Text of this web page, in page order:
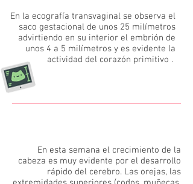
En la ecografía transvaginal se observa el
saco gestacional de unos 25 milímetros
advirtiendo en su interior el embrión de
unos 4 a 5 milímetros y es evidente la
actividad del corazón primitivo .
En esta semana el crecimiento de la
cabeza es muy evidente por el desarrollo
rápido del cerebro. Las orejas, las